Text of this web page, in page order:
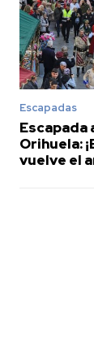
Escapadas
Escapada
Orihuela:
vuelve el